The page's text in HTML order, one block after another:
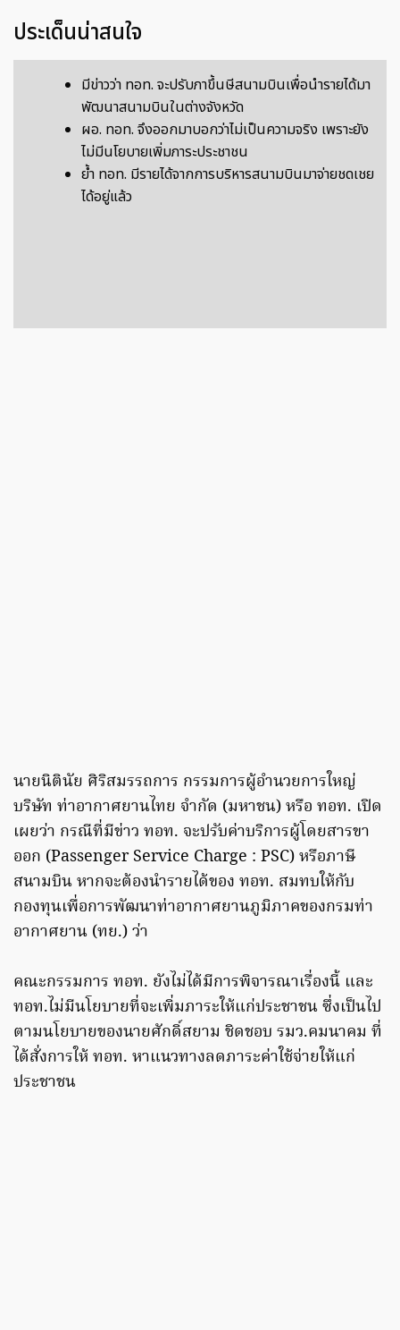
ประเด็นน่าสนใจ
มีข่าวว่า ทอท. จะปรับภาขึ้นษีสนามบินเพื่อนำรายได้มา
พัฒนาสนามบินในต่างจังหวัด
ผอ. ทอท. จึงออกมาบอกว่าไม่เป็นความจริง เพราะยัง
ไม่มีนโยบายเพิ่มภาระประชาชน
ย้ำ ทอท. มีรายได้จากการบริหารสนามบินมาจ่ายชดเชย
ได้อยู่แล้ว
นายนิตินัย ศิริสมรรถการ กรรมการผู้อำนวยการใหญ่
บริษัท ท่าอากาศยานไทย จำกัด (มหาชน) หรือ ทอท. เปิด
เผยว่า กรณีที่มีข่าว ทอท. จะปรับค่าบริการผู้โดยสารขา
ออก (Passenger Service Charge : PSC) หรือภาษี
สนามบิน หากจะต้องนำรายได้ของ ทอท. สมทบให้กับ
กองทุนเพื่อการพัฒนาท่าอากาศยานภูมิภาคของกรมท่า
อากาศยาน (ทย.) ว่า
คณะกรรมการ ทอท. ยังไม่ได้มีการพิจารณาเรื่องนี้ และ
ทอท.ไม่มีนโยบายที่จะเพิ่มภาระให้แก่ประชาชน ซึ่งเป็นไป
ตามนโยบายของนายศักดิ์สยาม ชิดชอบ รมว.คมนาคม ที่
ได้สั่งการให้ ทอท. หาแนวทางลดภาระค่าใช้จ่ายให้แก่
ประชาชน